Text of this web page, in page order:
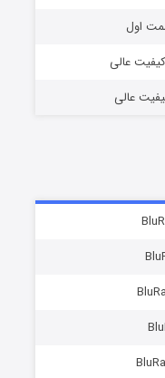
شد
اول
عالی
عالی